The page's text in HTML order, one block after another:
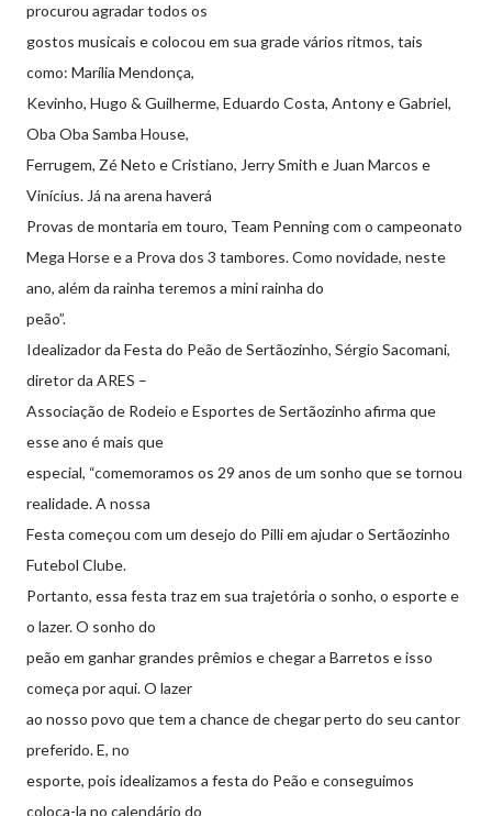
procurou agradar todos os
gostos musicais e colocou em sua grade vários ritmos, tais
como: Marília Mendonça,
Kevinho, Hugo & Guilherme, Eduardo Costa, Antony e Gabriel,
Oba Oba Samba House,
Ferrugem, Zé Neto e Cristiano, Jerry Smith e Juan Marcos e
Vinícius. Já na arena haverá
Provas de montaria em touro, Team Penning com o campeonato
Mega Horse e a Prova dos 3 tambores. Como novidade, neste
ano, além da rainha teremos a mini rainha do
peão”.
Idealizador da Festa do Peão de Sertãozinho, Sérgio Sacomani,
diretor da ARES –
Associação de Rodeio e Esportes de Sertãozinho afirma que
esse ano é mais que
especial, “comemoramos os 29 anos de um sonho que se tornou
realidade. A nossa
Festa começou com um desejo do Pilli em ajudar o Sertãozinho
Futebol Clube.
Portanto, essa festa traz em sua trajetória o sonho, o esporte e
o lazer. O sonho do
peão em ganhar grandes prêmios e chegar a Barretos e isso
começa por aqui. O lazer
ao nosso povo que tem a chance de chegar perto do seu cantor
preferido. E, no
esporte, pois idealizamos a festa do Peão e conseguimos
coloca-la no calendário do